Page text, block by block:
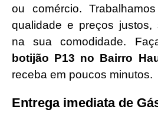
ou comércio.
qualidade e preços justos,
na sua comodidade.
botijão P13 no Bairro
receba em poucos minutos.
Entrega imediata de